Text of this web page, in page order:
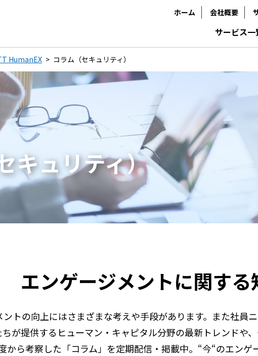
ホーム 会社概要
サービス一
HumanEX コラム（セキュリティ）
キュリティ）
エンゲージメントに関する
トの向上にはさまざまな考えや手段があります。また社員
ちが提供するヒューマン・キャピタル分野の最新トレンドや
から考察した「コラム」を定期配信・掲載中。“今“のエンゲ